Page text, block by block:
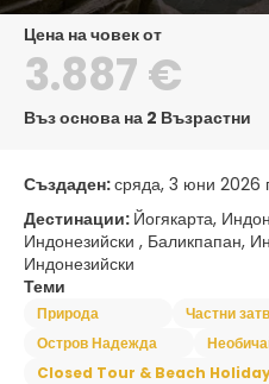
цена на човек от
3.887 €
Въз основа на 2 Възрастни
Създаден:сряда, 3 юни 2026
Дестинации: Йогякарта,
Индонезийски , Баликпапан,
Индонезийски
Теми
Природа
Частни
Остров Надежда
Closed Tour & Beach